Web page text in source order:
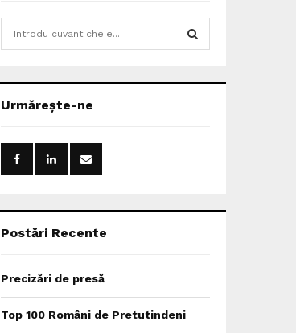
h
o
:
Urmărește-ne
Postări Recente
Precizări de presă
Top 100 Români de Pretutindeni